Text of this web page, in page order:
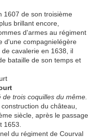
1607 de son troisième
plus brillant encore,
d'armes au régiment
d'une compagnielégère
cavalerie en 1638, il
bataille de son temps et
trois coquilles du même.
du château,
siècle, après le passage
1653.
du régiment de Courval